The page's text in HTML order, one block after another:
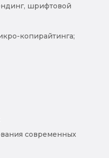
шрифтовой
копирайтинга;
современных